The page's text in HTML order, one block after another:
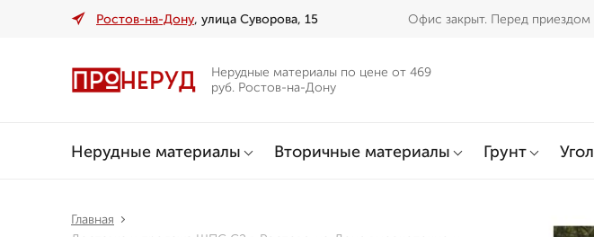
Ростов-на-Дону, улица Суворова, 15 Офис закрыт. Перед приездом
Нерудные материалы по цене от 469
руб. Ростов-на-Дону
Нерудные материалы Вторичные материалы Грунт
Главная